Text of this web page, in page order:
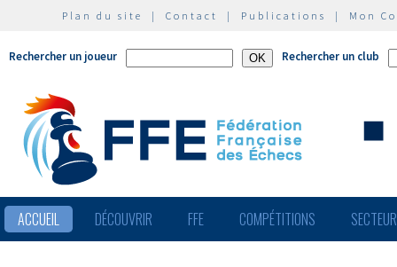
Plan du site | Contact | Publications | Mon
Rechercher un joueur Rechercher un club
ACCUEIL DÉCOUVRIR FFE COMPÉTITIONS